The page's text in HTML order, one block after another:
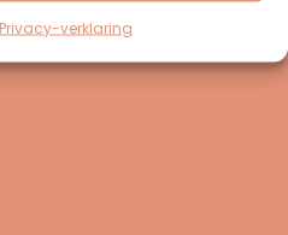
Privacy-verklaring